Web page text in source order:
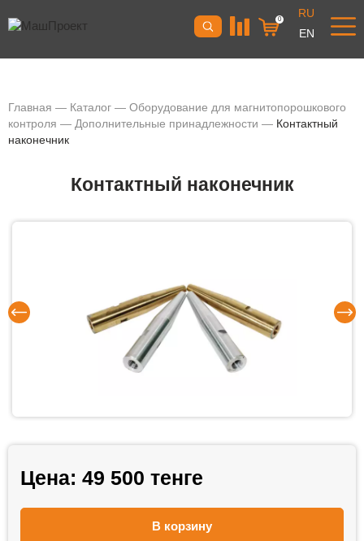
0
RU
EN
Главная — Каталог — Оборудование для магнитопорошкового
контроля — Дополнительные принадлежности — Контактный
наконечник
Контактный наконечник
Цена: 49 500 тенге
В корзину